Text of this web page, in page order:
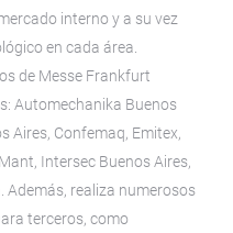
interno y a su vez
en cada área.
de Messe Frankfurt
Automechanika Buenos
Aires, Confemaq, Emitex,
Intersec Buenos Aires,
Además, realiza numerosos
terceros, como